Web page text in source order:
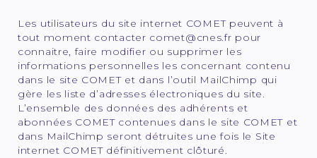
Les utilisateurs du site internet COMET peuvent à
tout moment contacter comet@cnes.fr pour
connaitre, faire modifier ou supprimer les
informations personnelles les concernant contenu
dans le site COMET et dans l’outil MailChimp qui
gère les liste d’adresses électroniques du site.
L’ensemble des données des adhérents et
abonnées COMET contenues dans le site COMET et
dans MailChimp seront détruites une fois le Site
internet COMET définitivement clôturé.